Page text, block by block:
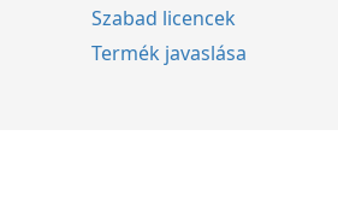
Szabad licencek
Termék javaslása